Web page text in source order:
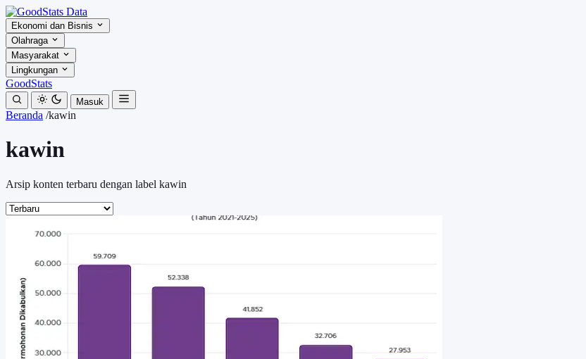
Ekonomi dan Bisnis
Olahraga
Masyarakat
Lingkungan
GoodStats
Masuk
Beranda /kawin
kawin
Arsip konten terbaru dengan label kawin